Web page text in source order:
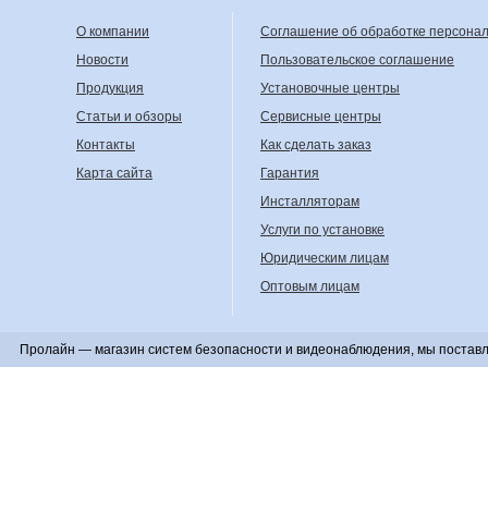
О компании
Новости
Продукция
Статьи и обзоры
Контакты
Карта сайта
Соглашение об обработке
Пользовательское соглашение
Установочные центры
Сервисные центры
Как сделать заказ
Гарантия
Инсталляторам
Услуги по установке
Юридическим лицам
Оптовым лицам
Пролайн — магазин систем безопасности и видеонаблюдения, мы